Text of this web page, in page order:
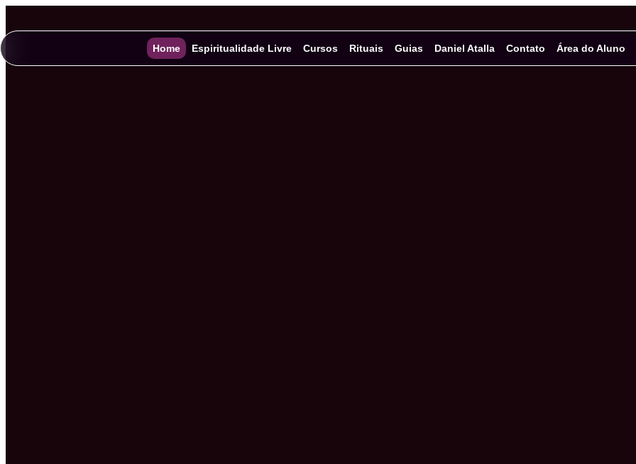
Home Espiritualidade Livre Cursos Rituais Guias Daniel Atalla Contato Área do Aluno